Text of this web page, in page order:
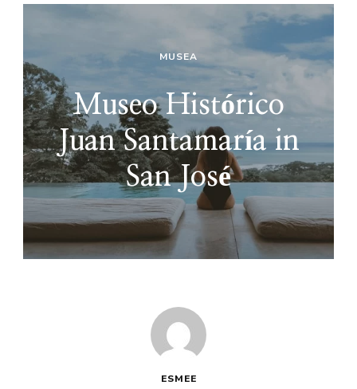
MUSEA
Museo Histórico
Juan Santamaría in
San José
ESMEE